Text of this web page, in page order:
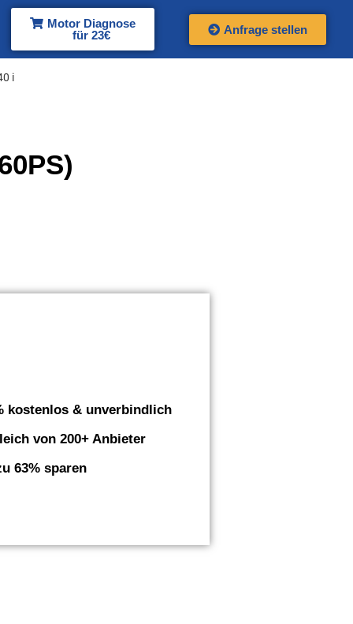
Motor Diagnose
für 23€
Anfrage stellen
i
kostenlos & unverbindlich
von 200+ Anbieter
63% sparen